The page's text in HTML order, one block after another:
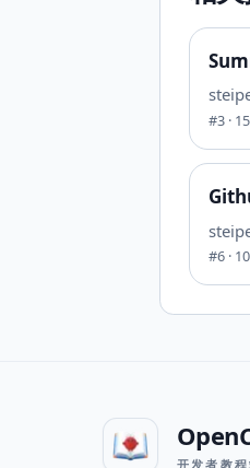
#3·
#6·
开发者教程